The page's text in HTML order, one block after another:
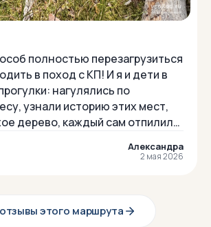
полностью перезагрузиться
в поход с КП! И я и дети в
нагулялись по
узнали историю этих мест,
дерево, каждый сам отпилил
Александра
2 мая 2026
этого маршрута